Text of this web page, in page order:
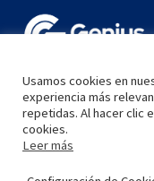
INICIO LA LIGA
Usamos cookies en
experiencia más
repetidas. Al hacer clic
cookies.
Leer más